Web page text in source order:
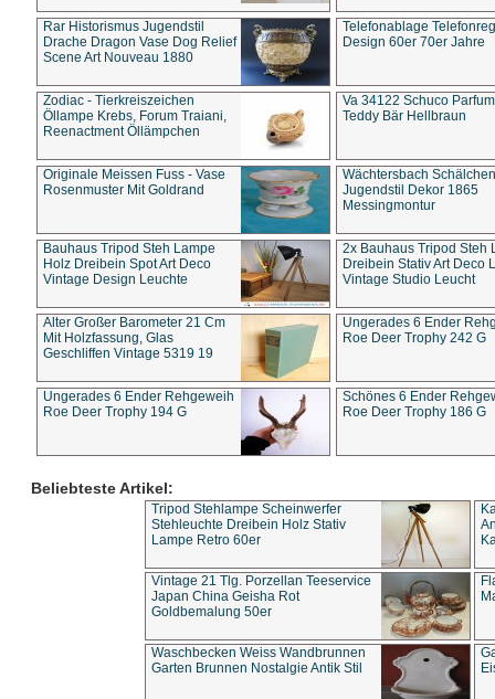
Rar Historismus Jugendstil
Drache Dragon Vase Dog Relief
Scene Art Nouveau 1880
Telefonablage
Design 60er 70er Jahre
Zodiac - Tierkreiszeichen
Öllampe Krebs, Forum Traiani,
Reenactment Öllämpchen
Va 34122 Schuco
Teddy Bär Hellbraun
Originale Meissen Fuss - Vase
Rosenmuster Mit Goldrand
Wächtersbach Schälchen
Jugendstil Dekor 1865
Messingmontur
Bauhaus Tripod Steh Lampe
Holz Dreibein Spot Art Deco
Vintage Design Leuchte
2x Bauhaus Tripod Steh
Dreibein Stativ Art Deco
Vintage Studio Leucht
Alter Großer Barometer 21 Cm
Mit Holzfassung, Glas
Geschliffen Vintage 5319 19
Ungerades 6 Ender
Roe Deer Trophy 242 G
Ungerades 6 Ender Rehgeweih
Roe Deer Trophy 194 G
Schönes 6 Ender
Roe Deer Trophy 186 G
Beliebteste Artikel:
Tripod Stehlampe Scheinwerfer
Stehleuchte Dreibein Holz Stativ
Lampe Retro 60er
Vintage 21 Tlg. Porzellan Teeservice
Japan China Geisha Rot
Goldbemalung 50er
Waschbecken Weiss Wandbrunnen
Garten Brunnen Nostalgie Antik Stil